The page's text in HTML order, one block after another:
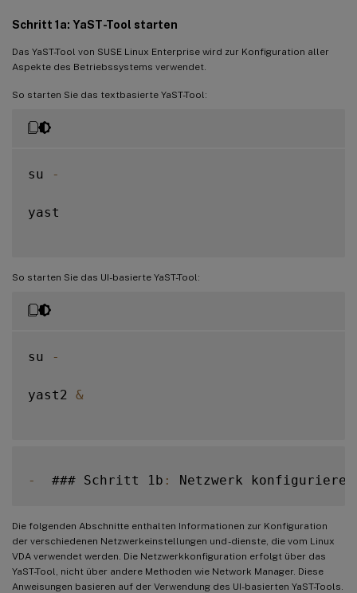
Schritt 1a: YaST-Tool starten
Das YaST-Tool von SUSE Linux Enterprise wird zur Konfiguration aller
Aspekte des Betriebssystems verwendet.
So starten Sie das textbasierte YaST-Tool:
su -
yast
So starten Sie das UI-basierte YaST-Tool:
su -
yast2 &
-
  ### Schritt 1b
:
Die folgenden Abschnitte enthalten Informationen zur Konfiguration
der verschiedenen Netzwerkeinstellungen und -dienste, die vom Linux
VDA verwendet werden. Die Netzwerkkonfiguration erfolgt über das
YaST-Tool, nicht über andere Methoden wie Network Manager. Diese
Anweisungen basieren auf der Verwendung des UI-basierten YaST-Tools.
Schritt 6b: Linux VDA installieren
Schritt 6c: Linux VDA aktualisieren (optional)
Schritt 7: NVIDIA GRID-Treiber installieren
Schritt 8: Linux VDA konfigurieren
Konfiguration mit Aufforderungen
Konfigurationsänderungen entfernen
Konfigurationsprotokolle
Schritt 11: Maschinenkataloge erstellen
Schritt 12: Bereitstellungsgruppen erstellen